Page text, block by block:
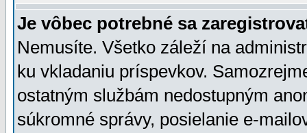
Je vôbec potrebné sa
Nemusíte. Všetko záleží na
ku vkladaniu príspevkov.
ostatným službám nedostupným
súkromné správy, posielanie e-